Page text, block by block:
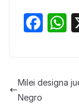
F
e s
Milei designa
Negro